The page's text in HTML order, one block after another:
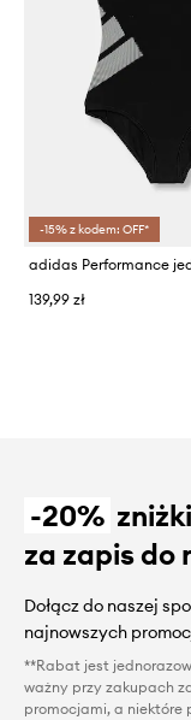
-15% z kodem: OFF*
139,99 zł
-20%
za zapis do
Dołącz do naszej
najnowszych
**Rabat jest
ważny przy zakupach
promocjami, a niektóre